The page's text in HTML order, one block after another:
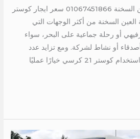
سعر ايجار كوستر الى العين السخنة 01067451866 سعر ايجار كوستر
العين السخنة من أكثر الوجهات التي
أو رحلة جماعية على البحر، سواء
أو نشاط لشركة. ومع تزايد عدد
الأفراد في الرحلات، يصبح استخدام كوستر 21 كرسي خيارًا عمليًا